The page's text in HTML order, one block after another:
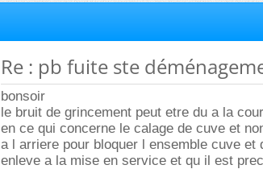
Re : pb fuite ste
bonsoir
le bruit de grincement peut etre du a la
en ce qui concerne le calage de cuve et
a l arriere pour bloquer l ensemble cuve
enleve a la mise en service et qu il est